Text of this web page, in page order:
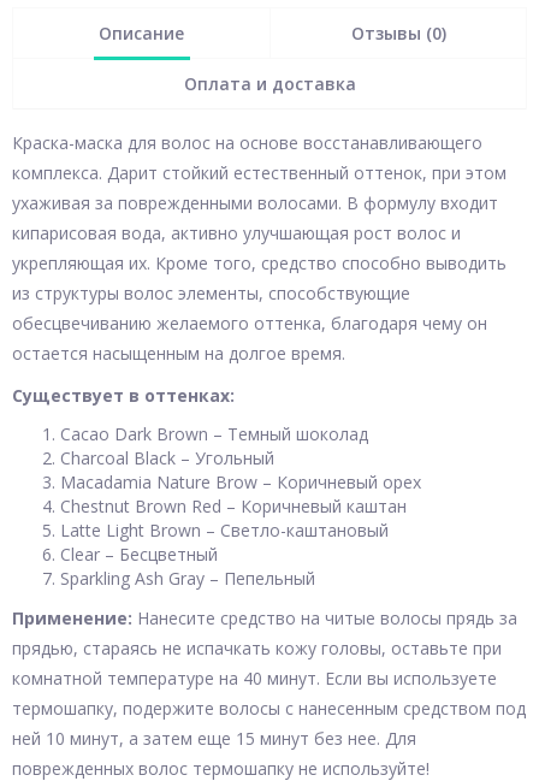
Описание Отзывы (0)
Оплата и доставка
Краска-маска для волос на основе восстанавливающего
комплекса. Дарит стойкий естественный оттенок, при этом
ухаживая за поврежденными волосами. В формулу входит
кипарисовая вода, активно улучшающая рост волос и
укрепляющая их. Кроме того, средство способно выводить
из структуры волос элементы, способствующие
обесцвечиванию желаемого оттенка, благодаря чему он
остается насыщенным на долгое время.
Существует в оттенках:
Cacao Dark Brown – Темный шоколад
Charcoal Black – Угольный
Macadamia Nature Brow – Коричневый орех
Chestnut Brown Red – Коричневый каштан
Latte Light Brown – Светло-каштановый
Clear – Бесцветный
Sparkling Ash Gray – Пепельный
Применение: Нанесите средство на читые волосы прядь за
прядью, стараясь не испачкать кожу головы, оставьте при
комнатной температуре на 40 минут. Если вы используете
термошапку, подержите волосы с нанесенным средством под
ней 10 минут, а затем еще 15 минут без нее. Для
поврежденных волос термошапку не используйте!